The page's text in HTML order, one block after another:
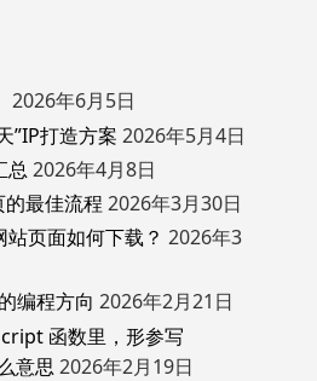
2026年6月5日
”IP打造方案 2026年5月4日
总 2026年4月8日
最佳流程 2026年3月30日
页面如何下载？ 2026年3
编程方向 2026年2月21日
函数里，形参写
意思 2026年2月19日